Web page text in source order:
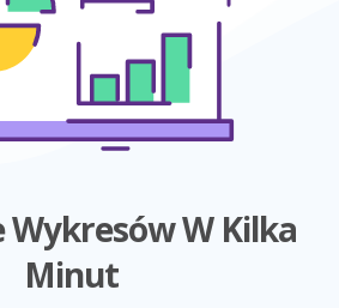
Wykresów W Kilka
Minut